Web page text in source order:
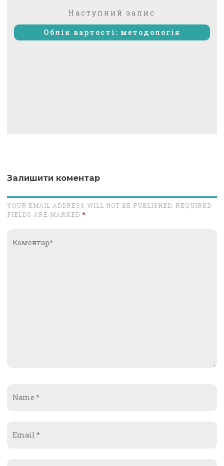
Наступний запис
запис:
Облік вартості: методологія
Залишити коментар
YOUR EMAIL ADDRESS WILL NOT BE PUBLISHED. REQUIRED
FIELDS ARE MARKED *